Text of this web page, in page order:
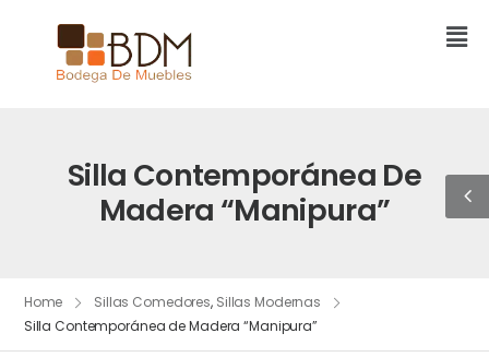
Silla Contemporánea De
Madera “Manipura”
Home Sillas Comedores, Sillas Modernas
Silla Contemporánea de Madera “Manipura”